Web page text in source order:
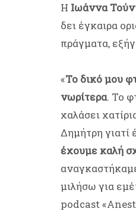
Η Ιωάννα
δει έγκαιρα
πράγματα,
«Το δικό μου
νωρίτερα. Το
χαλάσει
Δημήτρη γιατί
έχουμε καλή
μιλήσω για
podcast